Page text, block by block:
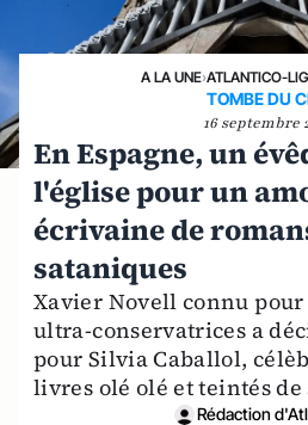
A LA UNE›ATLANTICO-
TOMBE DU
16 septembre
En Espagne, un
l'église pour un
écrivaine de
sataniques
Xavier Novell connu pour
ultra-conservatrices a
pour Silvia Caballol,
livres olé olé et teintés de
Rédaction